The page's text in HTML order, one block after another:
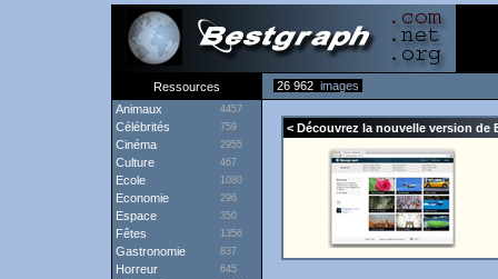
Ressources 26 962 images
Animaux
4457
Célébrités 759
Cinéma 2955
Culture 467
Ecole 1080
Economie 296
Espace 350
Fêtes 1356
Gastronomie 837
Horreur 645
< Découvrez la nouvelle version de